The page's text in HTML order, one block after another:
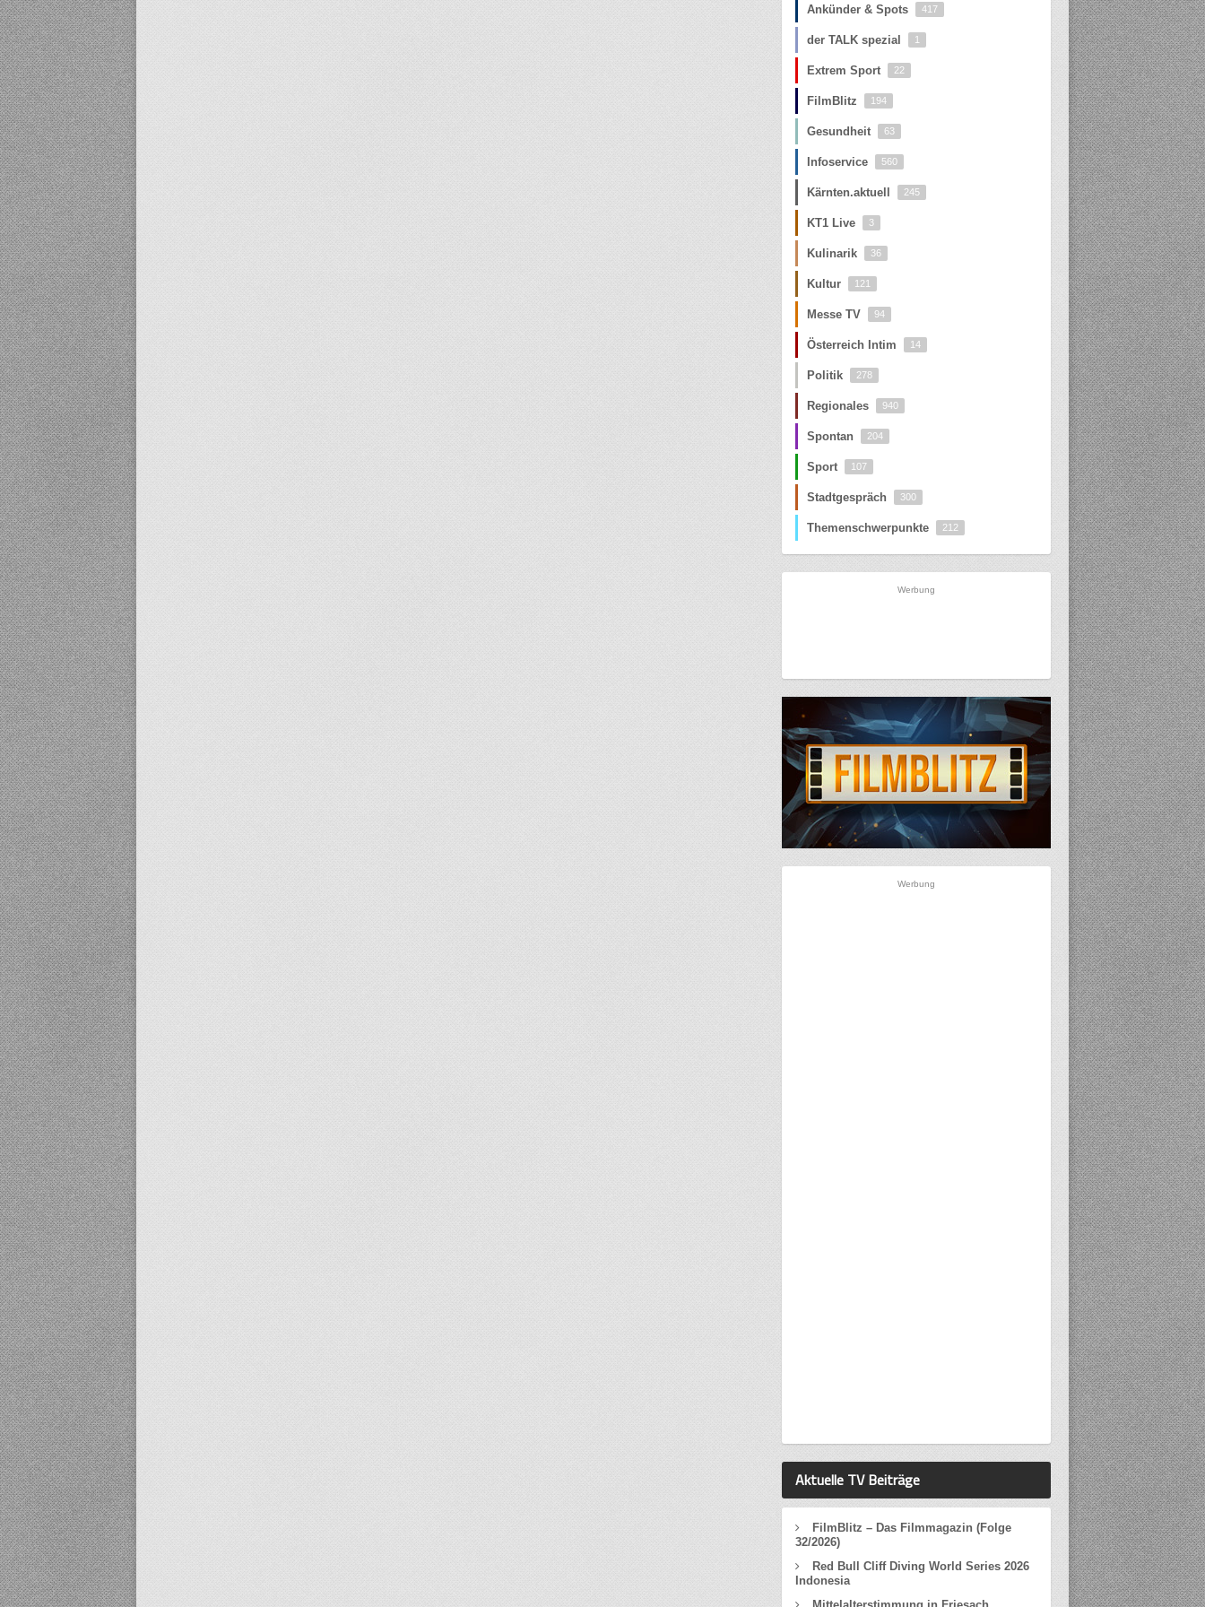
Ankünder & Spots 417
der TALK spezial 1
Extrem Sport 22
FilmBlitz 194
Gesundheit 63
Infoservice 560
Kärnten.aktuell 245
KT1 Live 3
Kulinarik 36
Kultur 121
Messe TV 94
Österreich Intim 14
Politik 278
Regionales 940
Spontan 204
Sport 107
Stadtgespräch 300
Themenschwerpunkte 212
Werbung
Werbung
Aktuelle TV Beiträge
FilmBlitz – Das Filmmagazin (Folge
32/2026)
Red Bull Cliff Diving World Series 2026
Indonesia